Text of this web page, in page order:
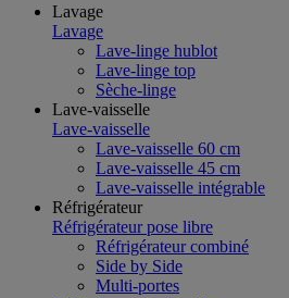
Lavage
Lavage
Lave-linge hublot
Lave-linge top
Sèche-linge
Lave-vaisselle
Lave-vaisselle
Lave-vaisselle 60 cm
Lave-vaisselle 45 cm
Lave-vaisselle intégrable
Réfrigérateur
Réfrigérateur pose libre
Réfrigérateur combiné
Side by Side
Multi-portes